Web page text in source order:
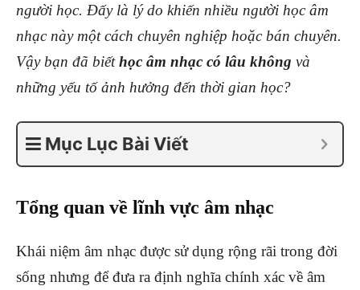
người học. Đấy là lý do khiến nhiều người học âm
nhạc này một cách chuyên nghiệp hoặc bán chuyên.
Vậy bạn đã biếthọc âm nhạc có lâu không và
những yếu tố ảnh hưởng đến thời gian học?
Mục Lục Bài Viết
Tổng quan về lĩnh vực âm nhạc
Khái niệm âm nhạc được sử dụng rộng rãi trong đời
sống nhưng để đưa ra định nghĩa chính xác về âm